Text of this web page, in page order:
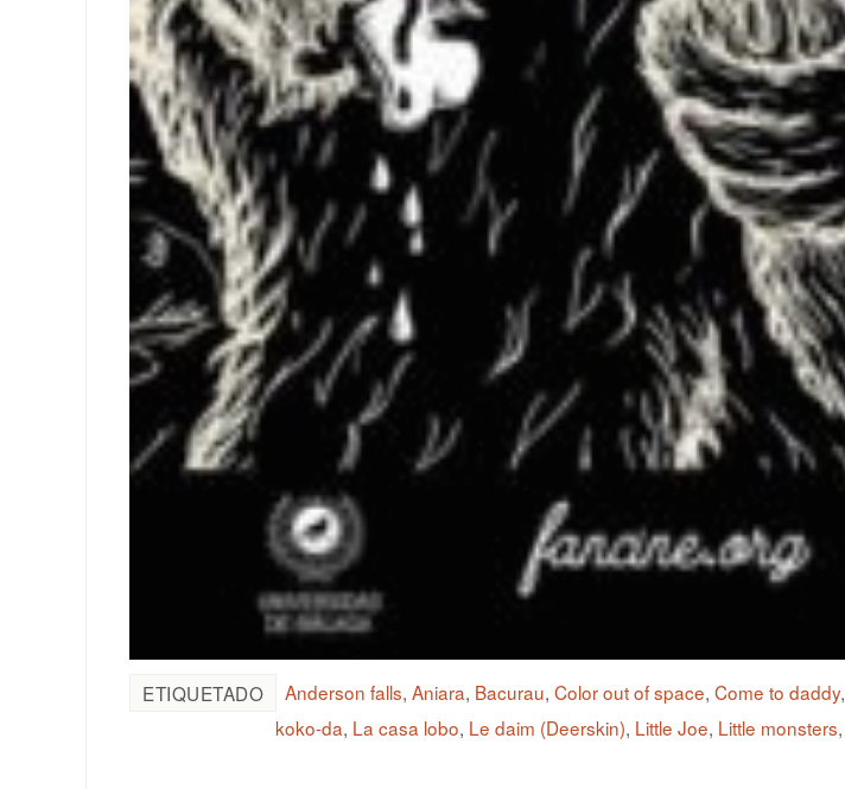
ETIQUETADO Anderson falls, Aniara, Bacurau, Color out of space, Come to daddy,
koko-da, La casa lobo, Le daim (Deerskin), Little Joe, Little monsters,